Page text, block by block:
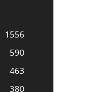
1556
590
463
380